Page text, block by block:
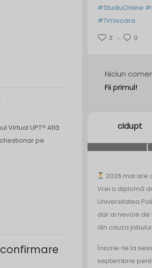
Virtual UPT? Află
pe
#StudiuOnline
#Timisoara
3
0
Niciun
Fii primul!
cidupt
2026 mai are
Vrei o diplomă
Universitatea
dar ai nevoie
din cauza
Înscrie-te la
septembrie